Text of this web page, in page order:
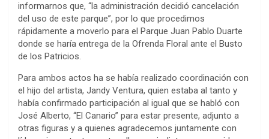
informarnos que, “la administración decidió cancelación
del uso de este parque”, por lo que procedimos
rápidamente a moverlo para el Parque Juan Pablo Duarte
donde se haría entrega de la Ofrenda Floral ante el Busto
de los Patricios.
Para ambos actos ha se había realizado coordinación con
el hijo del artista, Jandy Ventura, quien estaba al tanto y
había confirmado participación al igual que se habló con
José Alberto, “El Canario” para estar presente, adjunto a
otras figuras y a quienes agradecemos juntamente con